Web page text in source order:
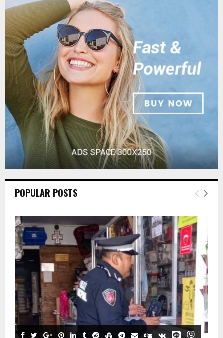
h
f
o
r
:
C
POPULAR POSTS